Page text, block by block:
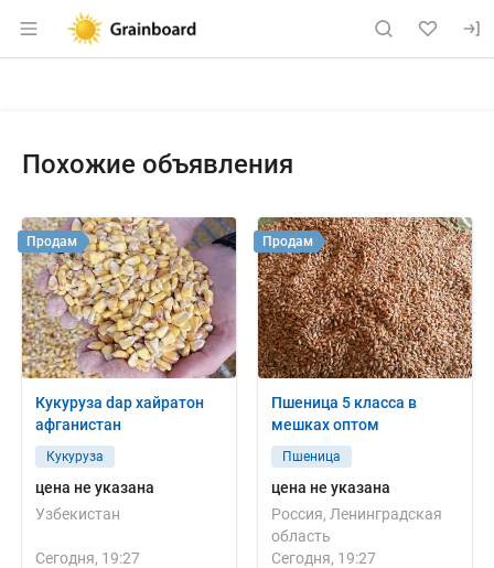
Раздел навигации по сайту
Похожие объявления
Кукуруза dap хайратон
афганистан
Кукуруза
цена не указана
Узбекистан
Сегодня, 19:27
Продам
Пшеница 5 класса в
мешках оптом
Пшеница
цена не указана
Россия, Ленинградская
область
Сегодня, 19:27
Продам